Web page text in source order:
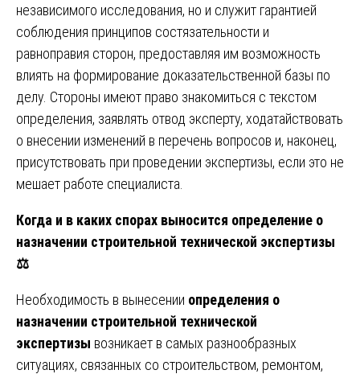
независимого исследования, но и служит гарантией
соблюдения принципов состязательности и
равноправия сторон, предоставляя им возможность
влиять на формирование доказательственной базы по
делу. Стороны имеют право знакомиться с текстом
определения, заявлять отвод эксперту, ходатайствовать
о внесении изменений в перечень вопросов и, наконец,
присутствовать при проведении экспертизы, если это не
мешает работе специалиста.
Когда и в каких спорах выносится определение о
назначении строительной технической экспертизы
⚖️
Необходимость в вынесении определения о
назначении строительной технической
экспертизы возникает в самых разнообразных
ситуациях, связанных со строительством, ремонтом,